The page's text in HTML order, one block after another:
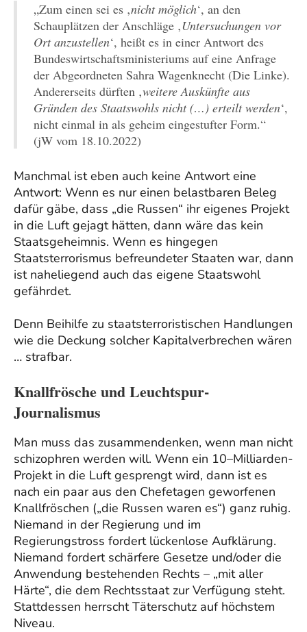
„Zum einen sei es ‚nicht möglich‘, an den
Schauplätzen der Anschläge ‚Untersuchungen vor
Ort anzustellen‘, heißt es in einer Antwort des
Bundeswirtschaftsministeriums auf eine Anfrage
der Abgeordneten Sahra Wagenknecht (Die Linke).
Andererseits dürften ‚weitere Auskünfte aus
Gründen des Staatswohls nicht (…) erteilt werden‘,
nicht einmal in als geheim eingestufter Form.“
(jW vom 18.10.2022)
Manchmal ist eben auch keine Antwort eine
Antwort: Wenn es nur einen belastbaren Beleg
dafür gäbe, dass „die Russen“ ihr eigenes Projekt
in die Luft gejagt hätten, dann wäre das kein
Staatsgeheimnis. Wenn es hingegen
Staatsterrorismus befreundeter Staaten war, dann
ist naheliegend auch das eigene Staatswohl
gefährdet.
Denn Beihilfe zu staatsterroristischen Handlungen
wie die Deckung solcher Kapitalverbrechen wären
… strafbar.
Knallfrösche und Leuchtspur-
Journalismus
Man muss das zusammendenken, wenn man nicht
schizophren werden will. Wenn ein 10–Milliarden-
Projekt in die Luft gesprengt wird, dann ist es
nach ein paar aus den Chefetagen geworfenen
Knallfröschen („die Russen waren es“) ganz ruhig.
Niemand in der Regierung und im
Regierungstross fordert lückenlose Aufklärung.
Niemand fordert schärfere Gesetze und/oder die
Anwendung bestehenden Rechts – „mit aller
Härte“, die dem Rechtsstaat zur Verfügung steht.
Stattdessen herrscht Täterschutz auf höchstem
Niveau.